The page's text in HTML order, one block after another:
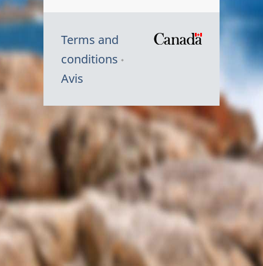
Terms and
conditions
Avis
Symbole
du
Canada